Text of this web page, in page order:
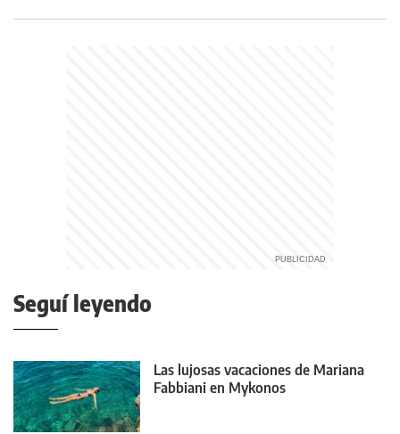
Seguí leyendo
Las lujosas vacaciones de Mariana
Fabbiani en Mykonos